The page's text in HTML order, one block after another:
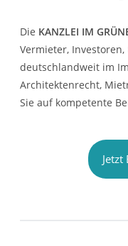
Die KANZLEI IM
Vermieter,
deutschlandweit im
Architektenrecht,
Sie auf kompetente